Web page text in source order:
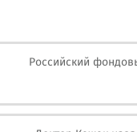
Российский